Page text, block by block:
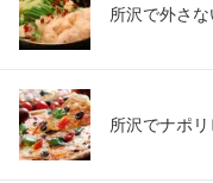
所沢で外さ
所沢でナポ